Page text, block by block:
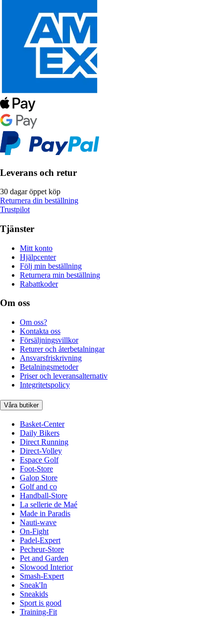
Leverans och retur
30 dagar öppet köp
Returnera din beställning
Trustpilot
Tjänster
Mitt konto
Hjälpcenter
Följ min beställning
Returnera min beställning
Rabattkoder
Om oss
Om oss?
Kontakta oss
Försäljningsvillkor
Returer och återbetalningar
Ansvarsfriskrivning
Betalningsmetoder
Priser och leveransalternativ
Integritetspolicy
Våra butiker
Basket-Center
Daily Bikers
Direct Running
Direct-Volley
Espace Golf
Foot-Store
Galop Store
Golf and co
Handball-Store
La sellerie de Maé
Made in Paradis
Nauti-wave
On-Fight
Padel-Expert
Pecheur-Store
Pet and Garden
Slowood Interior
Smash-Expert
Sneak'In
Sneakids
Sport is good
Training-Fit